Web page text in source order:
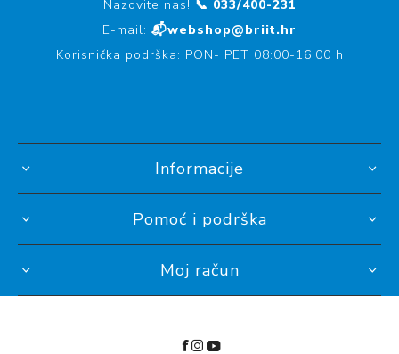
Nazovite nas! 📞 033/400-231
E-mail: 📬webshop@briit.hr
Korisnička podrška: PON- PET 08:00-16:00 h
Informacije
Pomoć i podrška
Moj račun